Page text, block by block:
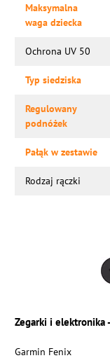
Maksymalna
waga dziecka
Ochrona UV 50
Typ siedziska
Regulowany
podnóżek
Pałąk w zestawie
Rodzaj rączki
Zegarki i elektronika
Garmin Fenix